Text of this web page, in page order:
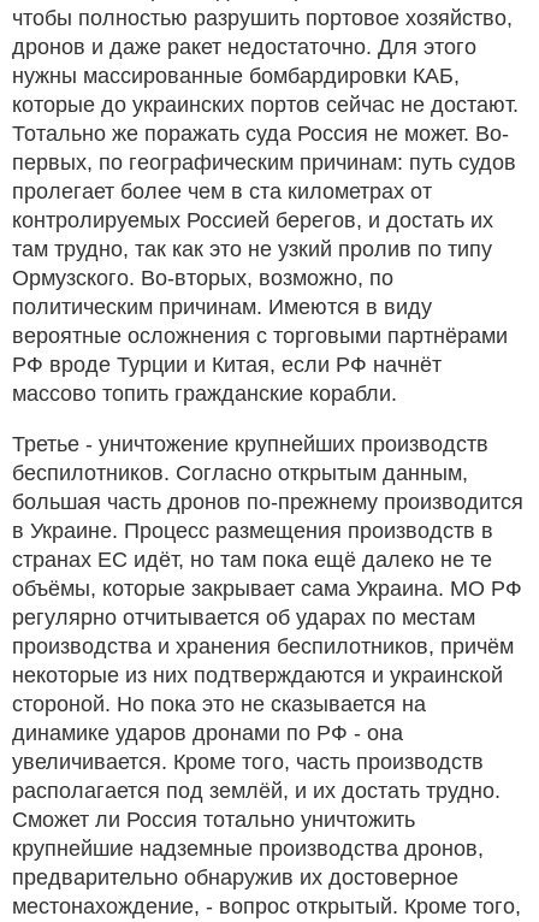
чтобы полностью разрушить портовое хозяйство,
дронов и даже ракет недостаточно. Для этого
нужны массированные бомбардировки КАБ,
которые до украинских портов сейчас не достают.
Тотально же поражать суда Россия не может. Во-
первых, по географическим причинам: путь судов
пролегает более чем в ста километрах от
контролируемых Россией берегов, и достать их
там трудно, так как это не узкий пролив по типу
Ормузского. Во-вторых, возможно, по
политическим причинам. Имеются в виду
вероятные осложнения с торговыми партнёрами
РФ вроде Турции и Китая, если РФ начнёт
массово топить гражданские корабли.
Третье - уничтожение крупнейших производств
беспилотников. Согласно открытым данным,
большая часть дронов по-прежнему производится
в Украине. Процесс размещения производств в
странах ЕС идёт, но там пока ещё далеко не те
объёмы, которые закрывает сама Украина. МО РФ
регулярно отчитывается об ударах по местам
производства и хранения беспилотников, причём
некоторые из них подтверждаются и украинской
стороной. Но пока это не сказывается на
динамике ударов дронами по РФ - она
увеличивается. Кроме того, часть производств
располагается под землёй, и их достать трудно.
Сможет ли Россия тотально уничтожить
крупнейшие надземные производства дронов,
предварительно обнаружив их достоверное
местонахождение, - вопрос открытый. Кроме того,